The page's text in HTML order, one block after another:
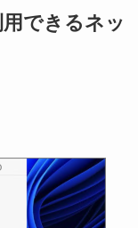
できるネッ